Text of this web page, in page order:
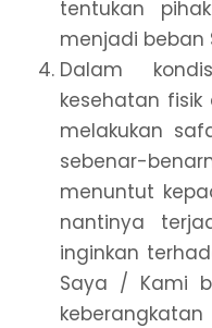
tentukan
menjadi beban
Dalam
kesehatan
melakukan
sebenar-
menuntut
nantinya
inginkan
Saya / Kami